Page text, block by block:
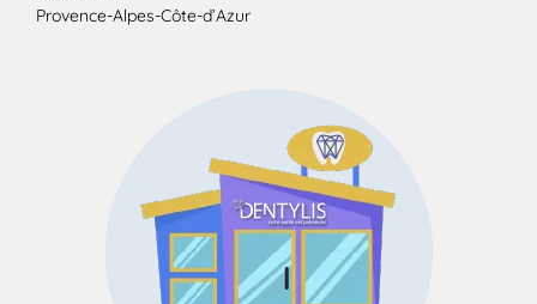
Provence-Alpes-Côte-d’Azur